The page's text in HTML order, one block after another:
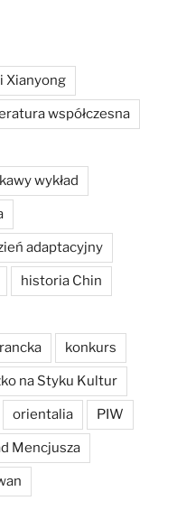
Xianyong
współczesna
wykład
adaptacyjny
historia Chin
konkurs
na Styku Kultur
orientalia PIW
Mencjusza